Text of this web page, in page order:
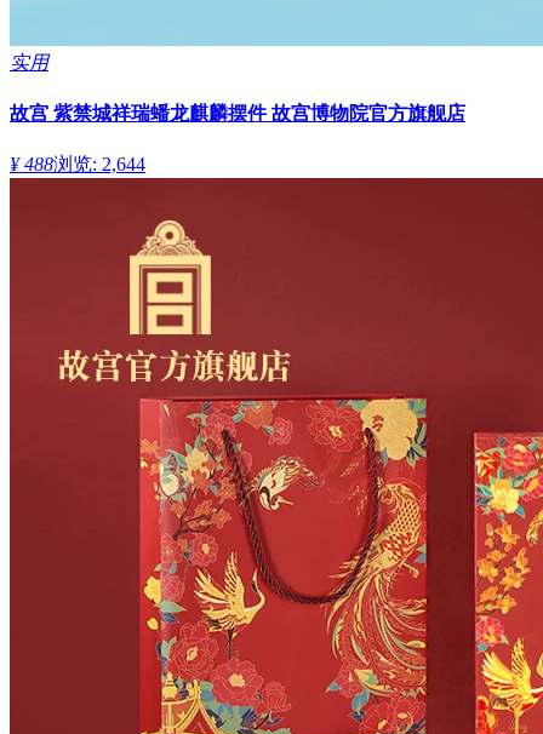
实用
故宫 紫禁城祥瑞蟠龙麒麟摆件 故宫博物院官方旗舰店
¥ 488浏览: 2,644